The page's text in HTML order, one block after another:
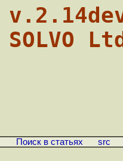
Поиск в статьях src